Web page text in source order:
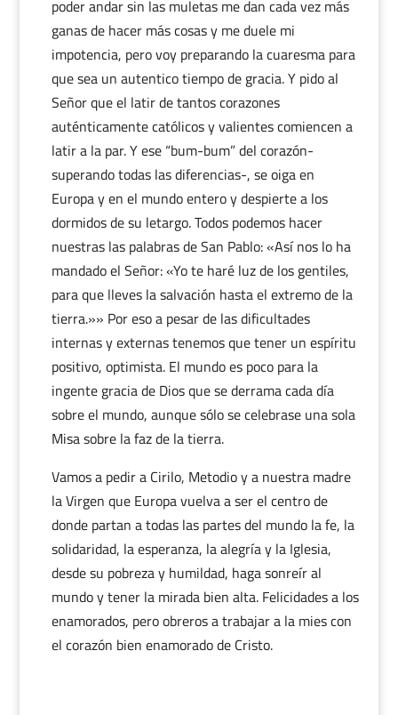
poder andar sin las muletas me dan cada vez más
ganas de hacer más cosas y me duele mi
impotencia, pero voy preparando la cuaresma para
que sea un autentico tiempo de gracia. Y pido al
Señor que el latir de tantos corazones
auténticamente católicos y valientes comiencen a
latir a la par. Y ese “bum-bum” del corazón-
superando todas las diferencias-, se oiga en
Europa y en el mundo entero y despierte a los
dormidos de su letargo. Todos podemos hacer
nuestras las palabras de San Pablo: «Así nos lo ha
mandado el Señor: «Yo te haré luz de los gentiles,
para que lleves la salvación hasta el extremo de la
tierra.»» Por eso a pesar de las dificultades
internas y externas tenemos que tener un espíritu
positivo, optimista. El mundo es poco para la
ingente gracia de Dios que se derrama cada día
sobre el mundo, aunque sólo se celebrase una sola
Misa sobre la faz de la tierra.
Vamos a pedir a Cirilo, Metodio y a nuestra madre
la Virgen que Europa vuelva a ser el centro de
donde partan a todas las partes del mundo la fe, la
solidaridad, la esperanza, la alegría y la Iglesia,
desde su pobreza y humildad, haga sonreír al
mundo y tener la mirada bien alta. Felicidades a los
enamorados, pero obreros a trabajar a la mies con
el corazón bien enamorado de Cristo.